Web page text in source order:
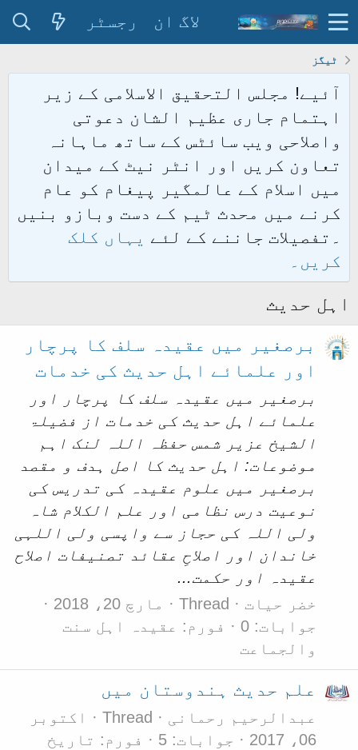
لاگ ان رجسٹر
ٹیگز
آئیے! مجلس التحقیق الاسلامی کے زیر
اہتمام جاری عظیم الشان دعوتی
واصلاحی ویب سائٹس کے ساتھ ماہانہ
تعاون کریں اور انٹر نیٹ کے میدان
میں اسلام کے عالمگیر پیغام کو عام
کرنے میں محدث ٹیم کے دست وبازو بنیں
۔تفصیلات جاننے کے لئے یہاں کلک
کریں۔
اہل حدیث
برصغیر میں عقیدہ سلف کا پرچار
اور علمائے اہل حدیث کی خدمات
برصغیر میں عقیدہ سلف کا پرچار اور
علمائے اہل حدیث کی خدمات از فضیلۃ
الشیخ عزیر شمس حفظہ اللہ لنک اہم
موضوعات: اہل حدیث کا اصل ہدف و مقصد
برصغیر میں علوم عقیدہ کی تدریس کی
نوعیت درس نظامی اور علم الکلام شاہ
ولی اللہ کی حجاز سے واپسی ولی اللہی
خاندان اور اصلاحِ عقائد تصنیفات اصلاح
عقیدہ اور حکمت...
خضر حیات
Thread
مارچ 20، 2018
جوابات: 0
فورم: عقیدہ اہل سنت
والجماعت
علم حدیث ہندوستان میں
عبدالرحیم رحمانی Thread
اکتوبر
06، 2017
جوابات: 5 فورم: تاریخ